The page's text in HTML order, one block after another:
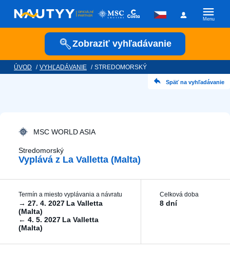
Menu
Zobraziť vyhľadávanie
Plavební společnost
ÚVOD / VYHĽADÁVANIE / STREDOMORSKÝ
Späť na vyhľadávanie
Stredomorský
Vyplává z La Valletta (Malta)
MSC WORLD ASIA
Termín a miesto vyplávania a návratu
→ 27. 4. 2027 La Valletta
(Malta)
← 4. 5. 2027 La Valletta
(Malta)
Celková doba
8 dní